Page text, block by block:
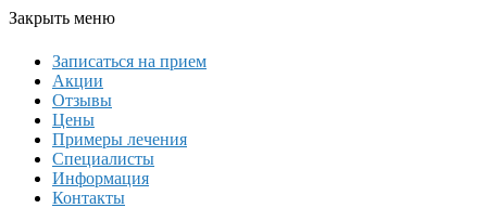
Закрыть меню
Записаться на прием
Акции
Отзывы
Цены
Примеры лечения
Специалисты
Информация
Контакты